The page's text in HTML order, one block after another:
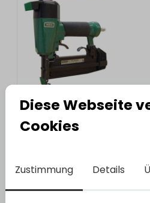
Prebena Prebena
Bestell-Nr.:4235113
Diese Webseite
Cookies
Zustimmung Details